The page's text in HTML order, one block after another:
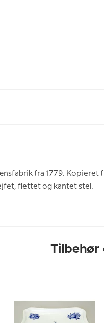
fra 1779.
flettet og kantet stel.
Tilbehør